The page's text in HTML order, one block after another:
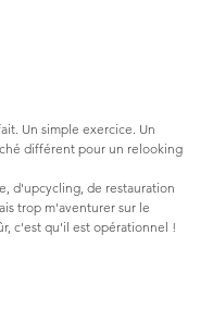
Un simple exercice. Un
différent pour un relooking
d'upcycling, de restauration
trop m'aventurer sur le
c'est qu'il est opérationnel !